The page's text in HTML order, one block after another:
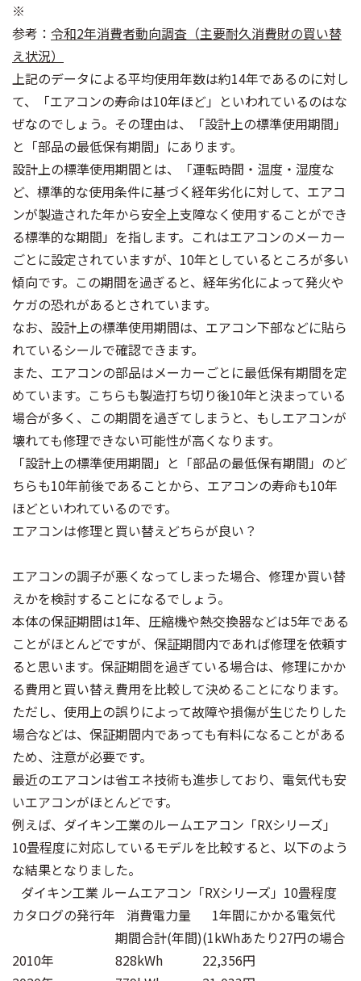
※
参考： 令和2年消費者動向調査（主要耐久消費財の買い替
え状況）
上記のデータによる平均使用年数は約14年であるのに対し
て、「エアコンの寿命は10年ほど」といわれているのはな
ぜなのでしょう。その理由は、「設計上の標準使用期間」
と「部品の最低保有期間」にあります。
設計上の標準使用期間とは、「運転時間・温度・湿度な
ど、標準的な使用条件に基づく経年劣化に対して、エアコ
ンが製造された年から安全上支障なく使用することができ
る標準的な期間」を指します。これはエアコンのメーカー
ごとに設定されていますが、10年としているところが多い
傾向です。この期間を過ぎると、経年劣化によって発火や
ケガの恐れがあるとされています。
なお、設計上の標準使用期間は、エアコン下部などに貼ら
れているシールで確認できます。
また、エアコンの部品はメーカーごとに最低保有期間を定
めています。こちらも製造打ち切り後10年と決まっている
場合が多く、この期間を過ぎてしまうと、もしエアコンが
壊れても修理できない可能性が高くなります。
「設計上の標準使用期間」と「部品の最低保有期間」のど
ちらも10年前後であることから、エアコンの寿命も10年
ほどといわれているのです。
エアコンは修理と買い替えどちらが良い？
エアコンの調子が悪くなってしまった場合、修理か買い替
えかを検討することになるでしょう。
本体の保証期間は1年、圧縮機や熱交換器などは5年である
ことがほとんどですが、保証期間内であれば修理を依頼す
ると思います。保証期間を過ぎている場合は、修理にかか
る費用と買い替え費用を比較して決めることになります。
ただし、使用上の誤りによって故障や損傷が生じたりした
場合などは、保証期間内であっても有料になることがある
ため、注意が必要です。
最近のエアコンは省エネ技術も進歩しており、電気代も安
いエアコンがほとんどです。
例えば、ダイキン工業のルームエアコン「RXシリーズ」
10畳程度に対応しているモデルを比較すると、以下のよう
な結果となりました。
ダイキン工業 ルームエアコン「RXシリーズ」10畳程度
カタログの発行年
消費電力量
期間合計(年間)
1年間にかかる電気代
(1kWhあたり27円の場合
2010年
828kWh
22,356円